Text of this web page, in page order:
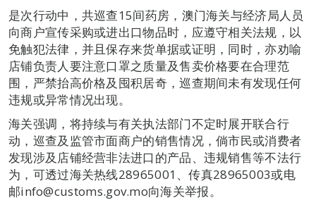
是次行动中，共巡查15间药房，澳门海关与经济局人员
向商户宣传采购或进出口物品时，应遵守相关法规，以
免触犯法律，并且保存来货单据或证明，同时，亦劝喻
店铺负责人要注意口罩之质量及售卖价格要在合理范
围，严禁抬高价格及囤积居奇，巡查期间未有发现任何
违规或异常情况出现。
海关强调，将持续与有关执法部门不定时展开联合行
动，巡查及监管市面商户的销售情况，倘市民或消费者
发现涉及店铺经营非法进口的产品、违规销售等不法行
为，可透过海关热线28965001、传真28965003或电
邮info@customs.gov.mo向海关举报。